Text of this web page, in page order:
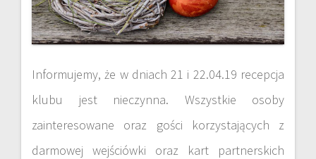
Informujemy, że w dniach 21 i 22.04.19 recepcja
klubu jest nieczynna. Wszystkie osoby
zainteresowane oraz gości korzystających z
darmowej wejściówki oraz kart partnerskich